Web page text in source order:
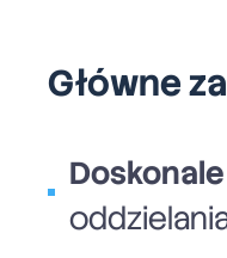
Główne
Doskonale